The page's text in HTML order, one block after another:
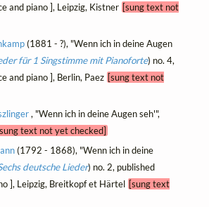
and piano ], Leipzig, Kistner [sung text not
(1881 - ?), "Wenn ich in deine Augen
für 1 Singstimme mit Pianoforte) no. 4,
and piano ], Berlin, Paez [sung text not
, "Wenn ich in deine Augen seh'",
text not yet checked]
(1792 - 1868), "Wenn ich in deine
deutsche Lieder) no. 2, published
], Leipzig, Breitkopf et Härtel [sung text